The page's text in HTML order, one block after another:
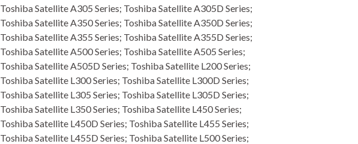
Toshiba Satellite A305 Series; Toshiba Satellite A305D Series;
Toshiba Satellite A350 Series; Toshiba Satellite A350D Series;
Toshiba Satellite A355 Series; Toshiba Satellite A355D Series;
Toshiba Satellite A500 Series; Toshiba Satellite A505 Series;
Toshiba Satellite A505D Series; Toshiba Satellite L200 Series;
Toshiba Satellite L300 Series; Toshiba Satellite L300D Series;
Toshiba Satellite L305 Series; Toshiba Satellite L305D Series;
Toshiba Satellite L350 Series; Toshiba Satellite L450 Series;
Toshiba Satellite L450D Series; Toshiba Satellite L455 Series;
Toshiba Satellite L455D Series; Toshiba Satellite L500 Series;